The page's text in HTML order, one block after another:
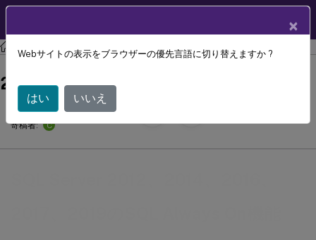
Citrix Provisioning Citrix Provisioning 2311
SQL Server 2012、2014、2016、
2017、2019のSQL Always On機能
September 13,
2024
寄稿者:
C
×
Webサイトの表示をブラウザーの優先言語に切り替えますか ?
はい いいえ